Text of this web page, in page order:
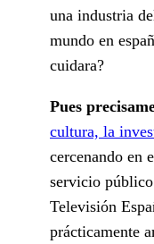
una industria
mundo en
cuidara?
Pues
cultura, la
cercenando en
servicio
Televisión
prácticamente